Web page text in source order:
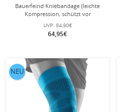
Bauerfeind Kniebandage (leichte
Kompression, schützt vor
Überlastung) weiss - 1 Stück
UVP: 84,90€
64,95€
NEU